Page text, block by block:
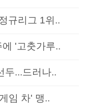
규리그 1위..
'고춧가루..
두...드러나..
임 차' 맹..